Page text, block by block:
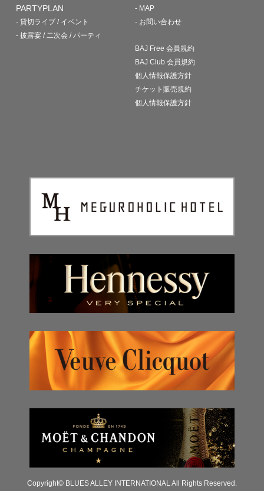
PARTYPLAN
- 貸切ライブ / イベント
- 披露宴 / 二次会 / パーティ
- MAP
- お問い合わせ
BAJ Free 会員規約
BAJ Club 会員規約
個人情報保護方針
チケット販売規約
個人情報保護方針
Copyright© BLUES ALLEY INTERNATIONAL All Rights Reserved.